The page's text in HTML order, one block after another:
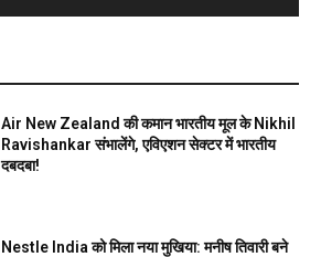
Air New Zealand की कमान भारतीय मूल के Nikhil
Ravishankar संभालेंगे, एविएशन सेक्टर में भारतीय
दबदबा!
Nestle India को मिला नया मुखिया: मनीष तिवारी बने